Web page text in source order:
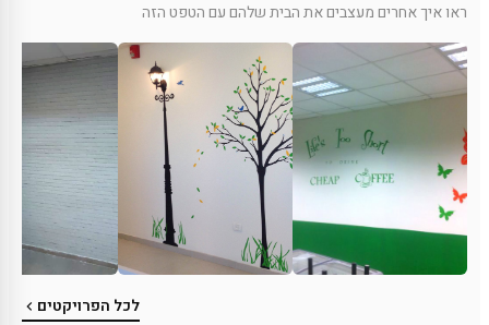
ראו איך אחרים מעצבים את הבית שלהם עם הטפט הזה
לכל הפרויקטים